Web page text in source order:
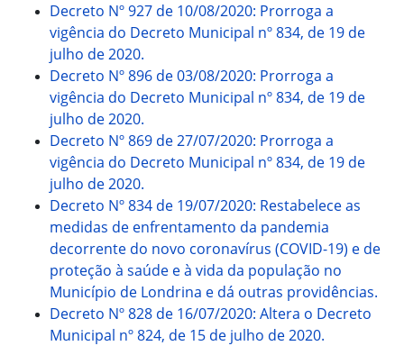
Decreto Nº 927 de 10/08/2020: Prorroga a
vigência do Decreto Municipal nº 834, de 19 de
julho de 2020.
Decreto Nº 896 de 03/08/2020: Prorroga a
vigência do Decreto Municipal nº 834, de 19 de
julho de 2020.
Decreto Nº 869 de 27/07/2020: Prorroga a
vigência do Decreto Municipal nº 834, de 19 de
julho de 2020.
Decreto Nº 834 de 19/07/2020: Restabelece as
medidas de enfrentamento da pandemia
decorrente do novo coronavírus (COVID-19) e de
proteção à saúde e à vida da população no
Município de Londrina e dá outras providências.
Decreto Nº 828 de 16/07/2020: Altera o Decreto
Municipal nº 824, de 15 de julho de 2020.